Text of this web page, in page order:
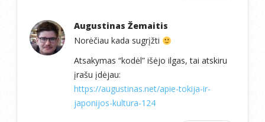
Augustinas Žemaitis
Norėčiau kada sugrįžti
Atsakymas “kodėl” išėjo ilgas, tai atskiru
įrašu įdėjau:
https://augustinas.net/apie-tokija-ir-
japonijos-kultura-124